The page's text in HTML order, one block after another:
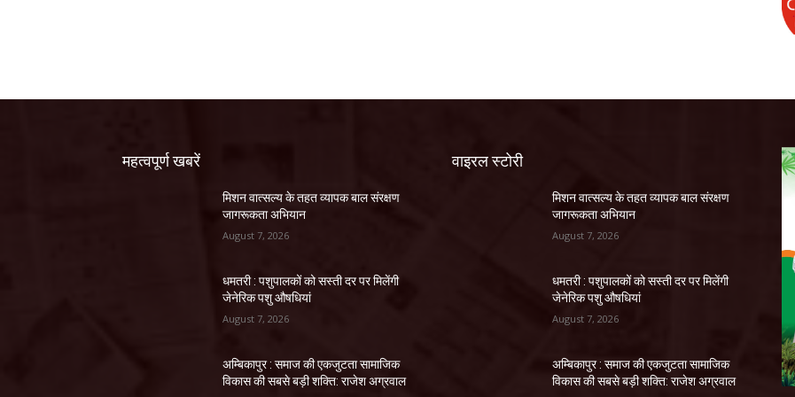
महत्वपूर्ण खबरें
मिशन वात्सल्य के तहत व्यापक बाल संरक्षण
जागरूकता अभियान
August 7, 2026
धमतरी : पशुपालकों को सस्ती दर पर मिलेंगी
जेनेरिक पशु औषधियां
August 7, 2026
अम्बिकापुर : समाज की एकजुटता सामाजिक
विकास की सबसे बड़ी शक्ति: राजेश अग्रवाल
वाइरल स्टोरी
मिशन वात्सल्य के तहत व्यापक बाल संरक्षण
जागरूकता अभियान
August 7, 2026
धमतरी : पशुपालकों को सस्ती दर पर मिलेंगी
जेनेरिक पशु औषधियां
August 7, 2026
अम्बिकापुर : समाज की एकजुटता सामाजिक
विकास की सबसे बड़ी शक्ति: राजेश अग्रवाल